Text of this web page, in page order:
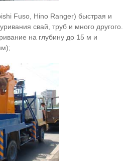
Fuso, Hino Ranger) быстрая и
свай, труб и много другого.
на глубину до 15 м и